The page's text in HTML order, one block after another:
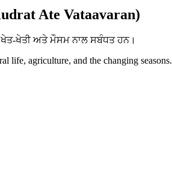
Ate Vataavaran)
ਖੇਤੀ ਅਤੇ ਮੌਸਮ ਨਾਲ ਸਬੰਧਤ ਹਨ।
life, agriculture, and the changing seasons.